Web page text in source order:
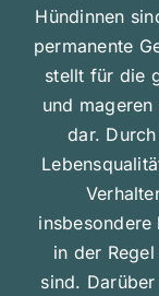
Hündinnen
permanente
stellt für die
und
dar.
insbesondere
in der
sind.